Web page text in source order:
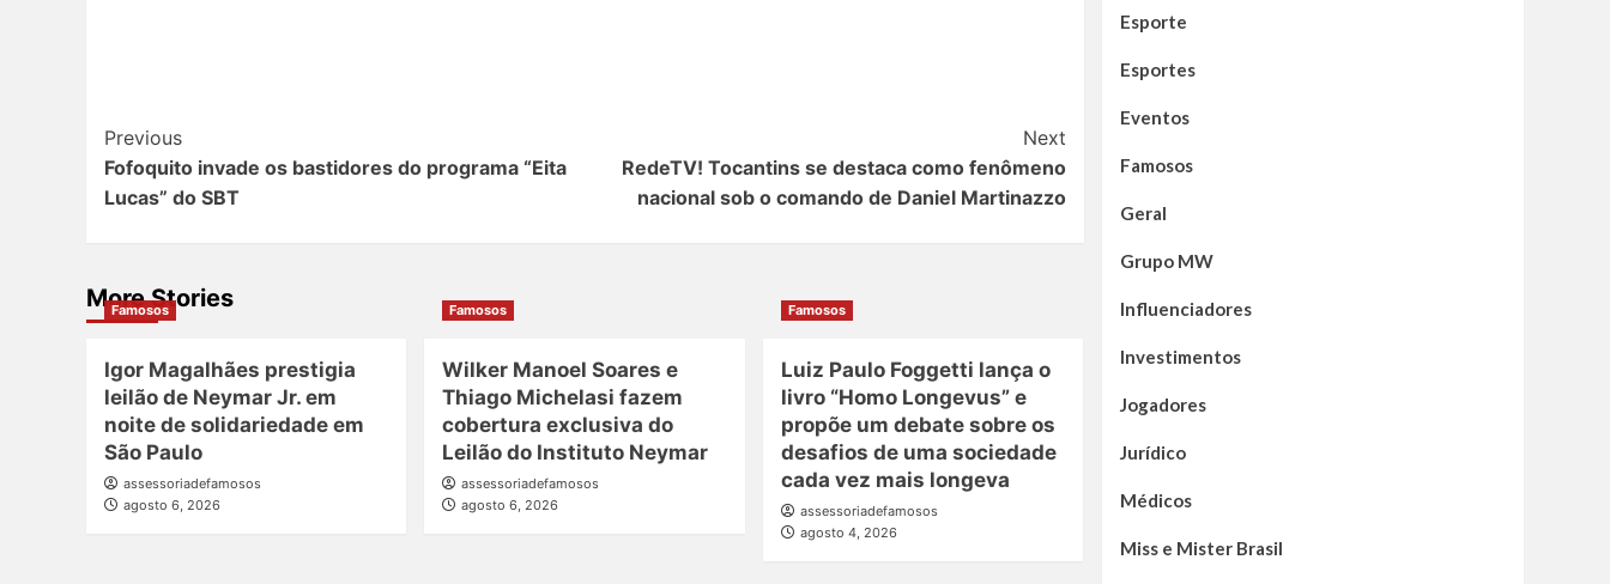
Post
Navigation
Previous
Fofoquito invade os bastidores do programa “Eita
Lucas” do SBT
Next
RedeTV! Tocantins se destaca como fenômeno
nacional sob o comando de Daniel Martinazzo
More Stories
Famosos
Igor Magalhães prestigia
leilão de Neymar Jr. em
noite de solidariedade em
São Paulo
assessoriadefamosos
agosto 6, 2026
Famosos
Wilker Manoel Soares e
Thiago Michelasi fazem
cobertura exclusiva do
Leilão do Instituto Neymar
assessoriadefamosos
agosto 6, 2026
Famosos
Luiz Paulo Foggetti lança o
livro “Homo Longevus” e
propõe um debate sobre os
desafios de uma sociedade
cada vez mais longeva
assessoriadefamosos
agosto 4, 2026
Esporte
Esportes
Eventos
Famosos
Geral
Grupo MW
Influenciadores
Investimentos
Jogadores
Jurídico
Médicos
Miss e Mister Brasil